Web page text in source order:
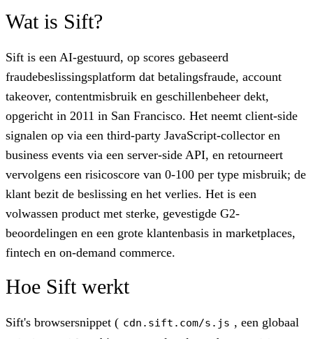
Wat is Sift?
Sift is een AI-gestuurd, op scores gebaseerd
fraudebeslissingsplatform dat betalingsfraude, account
takeover, contentmisbruik en geschillenbeheer dekt,
opgericht in 2011 in San Francisco. Het neemt client-side
signalen op via een third-party JavaScript-collector en
business events via een server-side API, en retourneert
vervolgens een risicoscore van 0-100 per type misbruik; de
klant bezit de beslissing en het verlies. Het is een
volwassen product met sterke, gevestigde G2-
beoordelingen en een grote klantenbasis in marketplaces,
fintech en on-demand commerce.
Hoe Sift werkt
Sift's browsersnippet ( cdn.sift.com/s.js , een globaal